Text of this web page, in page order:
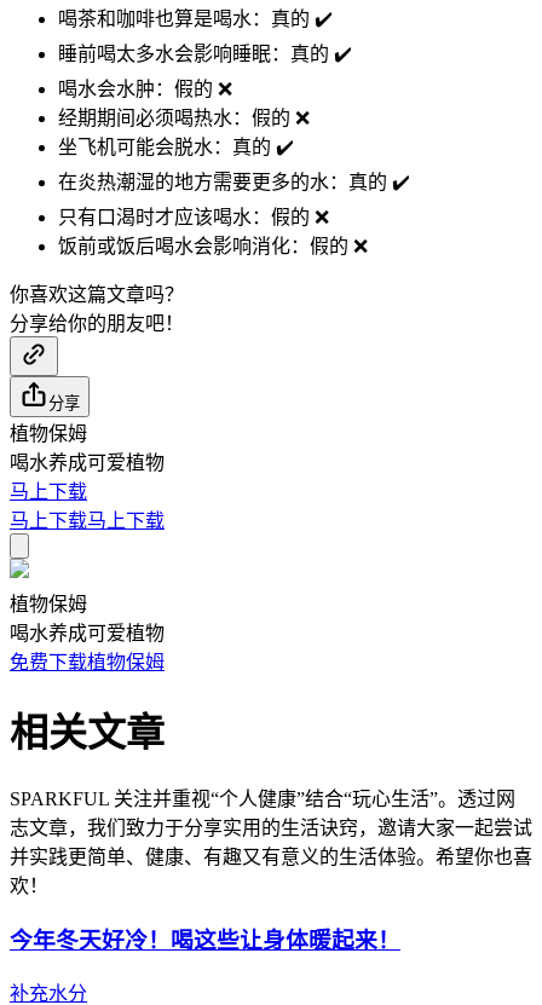
喝茶和咖啡也算是喝水：真的 ✔️
睡前喝太多水会影响睡眠：真的 ✔️
喝水会水肿：假的 ❌
经期期间必须喝热水：假的 ❌
坐飞机可能会脱水：真的 ✔️
在炎热潮湿的地方需要更多的水：真的 ✔️
只有口渴时才应该喝水：假的 ❌
饭前或饭后喝水会影响消化：假的 ❌
你喜欢这篇文章吗？
分享给你的朋友吧！
分享
植物保姆
喝水养成可爱植物
马上下载
马上下载马上下载
植物保姆
喝水养成可爱植物
免费下载植物保姆
相关文章
SPARKFUL 关注并重视“个人健康”结合“玩心生活”。透过网
志文章，我们致力于分享实用的生活诀窍，邀请大家一起尝试
并实践更简单、健康、有趣又有意义的生活体验。希望你也喜
欢！
今年冬天好冷！喝这些让身体暖起来！
补充水分